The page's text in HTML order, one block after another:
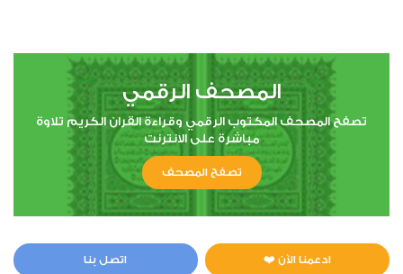
المصحف الرقمي
تصفح المصحف المكتوب الرقمي وقراءة القران الكريم تلاوة
مباشرة على الانترنت
تصفح المصحف
ادعمنا الآن ❤️ اتصل بنا